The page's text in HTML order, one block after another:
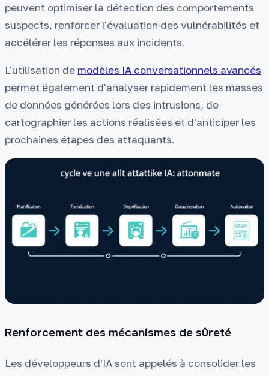
peuvent optimiser la détection des comportements
suspects, renforcer l'évaluation des vulnérabilités et
accélérer les réponses aux incidents.
L'utilisation de modèles IA conversationnels avancés
permet également d'analyser rapidement les masses
de données générées lors des intrusions, de
cartographier les actions réalisées et d'anticiper les
prochaines étapes des attaquants.
Renforcement des mécanismes de sûreté
Les développeurs d'IA sont appelés à consolider les